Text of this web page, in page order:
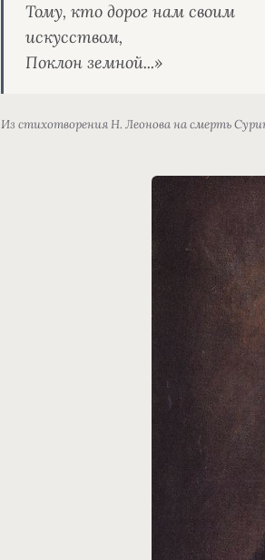
Тому, кто дорог нам своим
искусством,
Поклон земной...»
Из стихотворения Н. Леонова на смерть